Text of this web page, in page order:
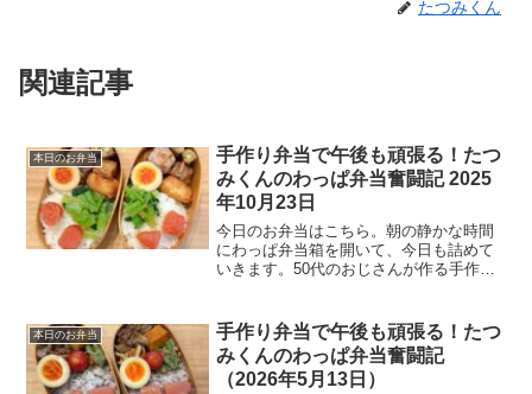
たつみくん
関連記事
本日のお弁当
手作り弁当で午後も頑張る！たつ
みくんのわっぱ弁当奮闘記 2025
年10月23日
今日のお弁当はこちら。朝の静かな時間
にわっぱ弁当箱を開いて、今日も詰めて
いきます。50代のおじさんが作る手作り
豚肉と大根の角煮豚バラとアスパラの肉
巻きむねから（ニチレイ...
本日のお弁当
手作り弁当で午後も頑張る！たつ
みくんのわっぱ弁当奮闘記
（2026年5月13日）